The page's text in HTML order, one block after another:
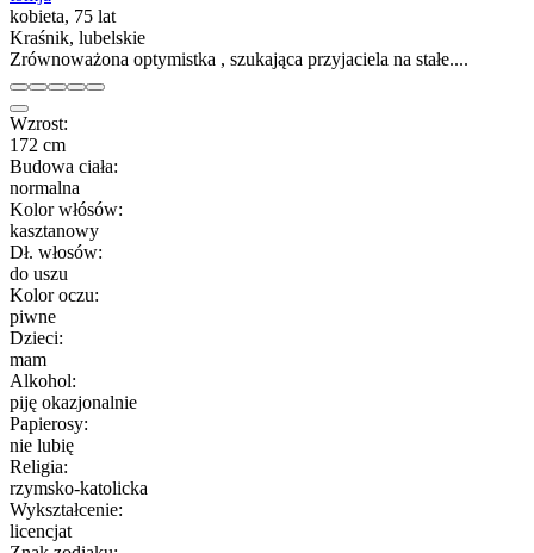
kobieta, 75 lat
Kraśnik, lubelskie
Zrównoważona optymistka , szukająca przyjaciela na stałe....
Wzrost:
172 cm
Budowa ciała:
normalna
Kolor włósów:
kasztanowy
Dł. włosów:
do uszu
Kolor oczu:
piwne
Dzieci:
mam
Alkohol:
piję okazjonalnie
Papierosy:
nie lubię
Religia:
rzymsko-katolicka
Wykształcenie:
licencjat